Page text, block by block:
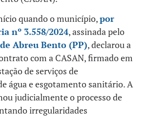
quando o município,por
nº 3.558/2024, assinada pelo
Abreu Bento (PP), declarou a
com a CASAN, firmado em
de serviços de
água e esgotamento sanitário. A
judicialmente o processo de
irregularidades